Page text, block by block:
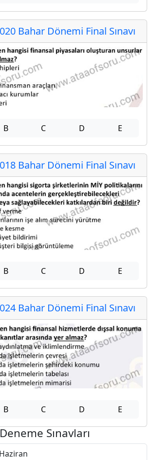
Bahar Dönemi Final Sınavı
B C D E
Bahar Dönemi Final Sınavı
B C D E
Bahar Dönemi Final Sınavı
B C D E
Sınavları